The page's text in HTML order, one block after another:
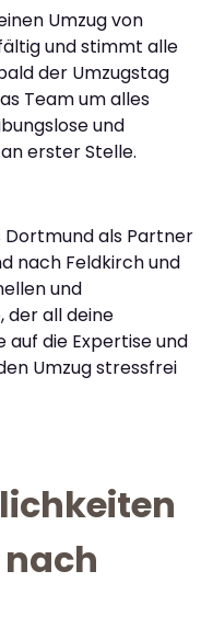
Umzug von
und stimmt alle
der Umzugstag
Team um alles
und
erster Stelle.
Dortmund als Partner
nach Feldkirch und
und
der all deine
die Expertise und
Umzug stressfrei